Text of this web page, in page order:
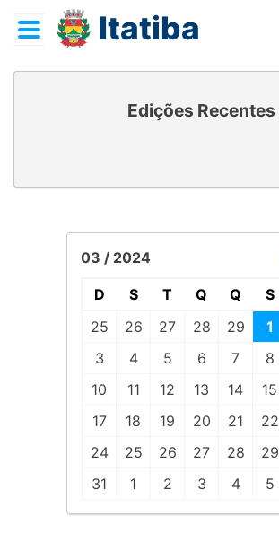
Itatiba
Edições Recentes
03 / 2024
D S T Q Q S
25
26 27 28 29 1
3
4 5 6 7 8
10
11 12 13 14 15
17
18 19 20 21 22
24
25 26 27 28 29
31
1 2 3 4 5